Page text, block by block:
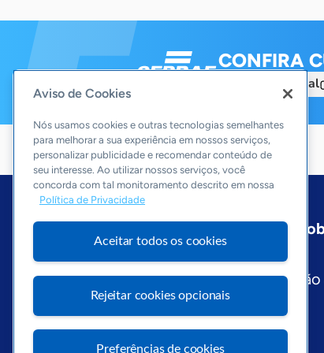
CONFIRA
Acesse o Portal
Rio Grande do Sul
Editorias
Economia & Política
Aviso de Cookies
Nós usamos cookies e outras tecnologias semelhantes
para melhorar a sua experiência em nossos serviços,
personalizar publicidade e recomendar conteúdo de
seu interesse. Ao utilizar nossos serviços, você
concorda com tal monitoramento descrito em nossa
Política de Privacidade
Aceitar todos os cookies
Rejeitar cookies opcionais
Preferências de cookies